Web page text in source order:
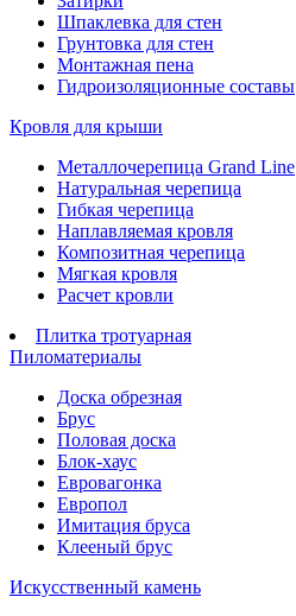
Шпаклевка для стен
Грунтовка для стен
Монтажная пена
Гидроизоляционные составы
Кровля для крыши
Металлочерепица Grand Line
Натуральная черепица
Гибкая черепица
Наплавляемая кровля
Композитная черепица
Мягкая кровля
Расчет кровли
Плитка тротуарная
Пиломатериалы
Доска обрезная
Брус
Половая доска
Блок-хаус
Евровагонка
Европол
Имитация бруса
Клееный брус
Искусственный камень